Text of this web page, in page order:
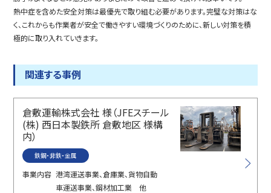
熱中症を含めた安全対策は最優先で取り組む必要があります。完璧な対策はな
く、これからも作業者が安全で働きやすい環境づくりのために、新しい対策を積
極的に取り入れていきます。
関連する事例
倉敷運輸株式会社 様（JFEスチール
(株) 西日本製鉄所 倉敷地区 様構
内）
鉄鋼・非鉄・金属
事業内容 港湾運送事業、倉庫業、貨物自動
車運送事業、鋼材加工業 他